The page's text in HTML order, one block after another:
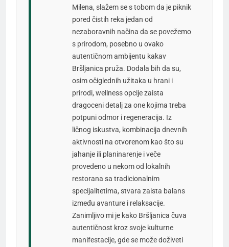
Milena, slažem se s tobom da je piknik
pored čistih reka jedan od
nezaboravnih načina da se povežemo
s prirodom, posebno u ovako
autentičnom ambijentu kakav
Bršljanica pruža. Dodala bih da su,
osim očiglednih užitaka u hrani i
prirodi, wellness opcije zaista
dragoceni detalj za one kojima treba
potpuni odmor i regeneracija. Iz
ličnog iskustva, kombinacija dnevnih
aktivnosti na otvorenom kao što su
jahanje ili planinarenje i veče
provedeno u nekom od lokalnih
restorana sa tradicionalnim
specijalitetima, stvara zaista balans
između avanture i relaksacije.
Zanimljivo mi je kako Bršljanica čuva
autentičnost kroz svoje kulturne
manifestacije, gde se može doživeti